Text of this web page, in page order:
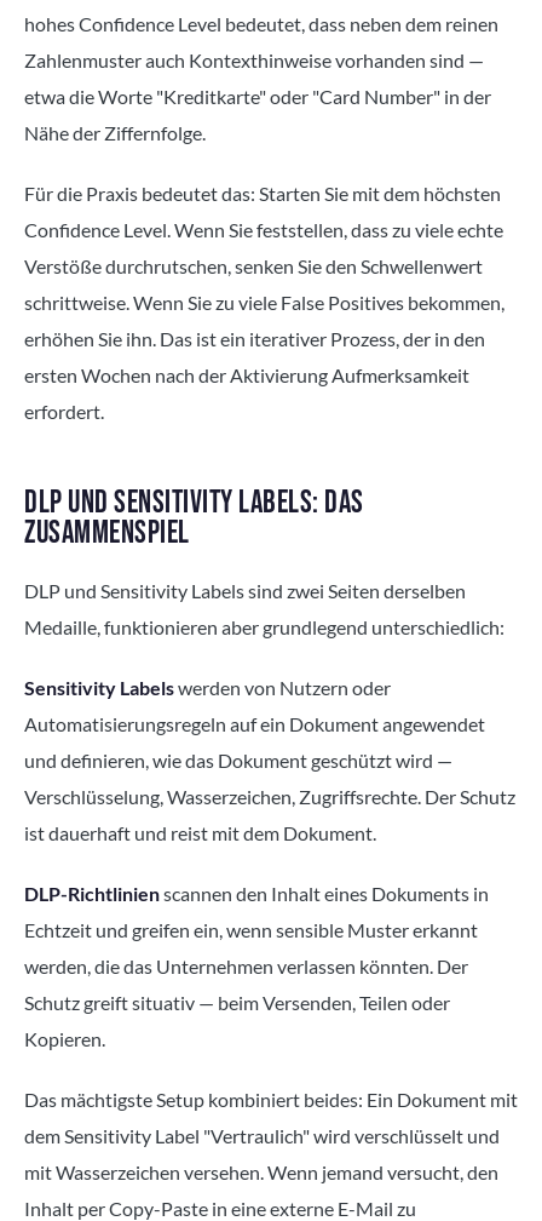
hohes Confidence Level bedeutet, dass neben dem reinen
Zahlenmuster auch Kontexthinweise vorhanden sind —
etwa die Worte "Kreditkarte" oder "Card Number" in der
Nähe der Ziffernfolge.
Für die Praxis bedeutet das: Starten Sie mit dem höchsten
Confidence Level. Wenn Sie feststellen, dass zu viele echte
Verstöße durchrutschen, senken Sie den Schwellenwert
schrittweise. Wenn Sie zu viele False Positives bekommen,
erhöhen Sie ihn. Das ist ein iterativer Prozess, der in den
ersten Wochen nach der Aktivierung Aufmerksamkeit
erfordert.
DLP UND SENSITIVITY LABELS: DAS
ZUSAMMENSPIEL
DLP und Sensitivity Labels sind zwei Seiten derselben
Medaille, funktionieren aber grundlegend unterschiedlich:
Sensitivity Labelswerden von Nutzern oder
Automatisierungsregeln auf ein Dokument angewendet
und definieren, wie das Dokument geschützt wird —
Verschlüsselung, Wasserzeichen, Zugriffsrechte. Der Schutz
ist dauerhaft und reist mit dem Dokument.
DLP-Richtlinienscannen den Inhalt eines Dokuments in
Echtzeit und greifen ein, wenn sensible Muster erkannt
werden, die das Unternehmen verlassen könnten. Der
Schutz greift situativ — beim Versenden, Teilen oder
Kopieren.
Das mächtigste Setup kombiniert beides: Ein Dokument mit
dem Sensitivity Label "Vertraulich" wird verschlüsselt und
mit Wasserzeichen versehen. Wenn jemand versucht, den
Inhalt per Copy-Paste in eine externe E-Mail zu